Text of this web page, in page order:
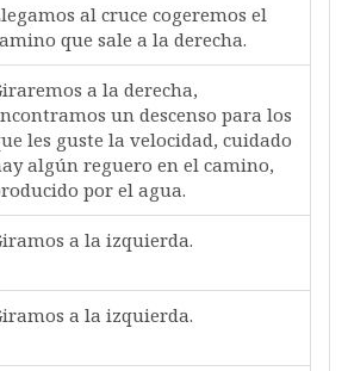
al cruce cogeremos el
que sale a la derecha.
a la derecha,
un descenso para los
les guste la velocidad, cuidado
algún reguero en el camino,
por el agua.
a la izquierda.
a la izquierda.